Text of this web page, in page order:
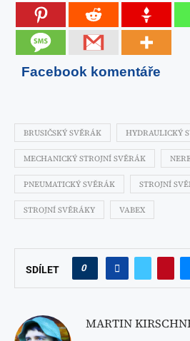
Facebook komentáře
BRUSIČSKÝ SVĚRÁK HYDRAULICKÝ
MECHANICKÝ STROJNÍ SVĚRÁK
PNEUMATICKÝ SVĚRÁK STROJNÍ
STROJNÍ SVĚRÁKY VABEX
SDÍLET 0
MARTIN